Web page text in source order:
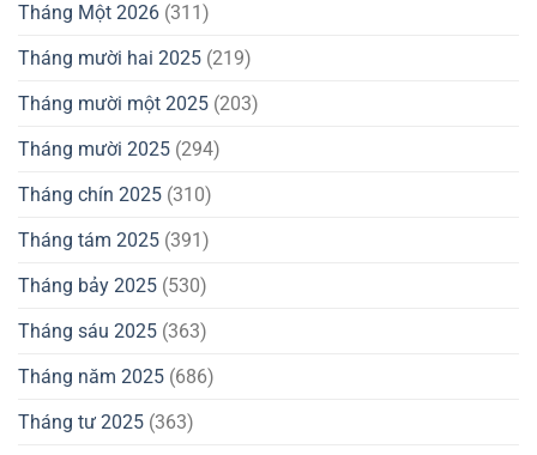
Tháng Một 2026 (311)
Tháng mười hai 2025 (219)
Tháng mười một 2025 (203)
Tháng mười 2025 (294)
Tháng chín 2025 (310)
Tháng tám 2025 (391)
Tháng bảy 2025 (530)
Tháng sáu 2025 (363)
Tháng năm 2025 (686)
Tháng tư 2025 (363)